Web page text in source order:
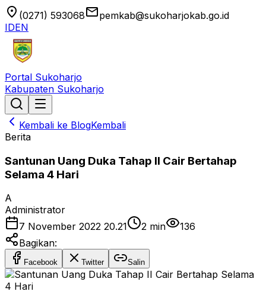
location_on (0271) 593068emailpemkab@sukoharjokab.go.id
IDEN
Portal Sukoharjo
Kabupaten Sukoharjo
Kembali ke BlogKembali
Berita
Santunan Uang Duka Tahap II Cair Bertahap
Selama 4 Hari
A
Administrator
7 November 2022 20.21
2 min
136
Bagikan:
Facebook Twitter Salin